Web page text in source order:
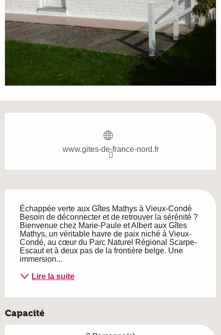
www.gites-de-france-nord.fr
Échappée verte aux Gîtes Mathys à Vieux-Condé
Besoin de déconnecter et de retrouver la sérénité ?
Bienvenue chez Marie-Paule et Albert aux Gîtes
Mathys, un véritable havre de paix niché à Vieux-
Condé, au cœur du Parc Naturel Régional Scarpe-
Escaut et à deux pas de la frontière belge. Une
immersion...
Lire la suite
Capacité